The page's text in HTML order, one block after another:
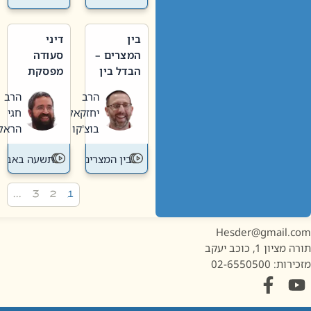
בין
המצרים –
הבדל בין
חדשה
לישנה
הרב
יחזקאל
בוצ'קו
בין המצרים
דיני
סעודה
מפסקת
תשעה
באב
הרב
חגי
הראל
תשעה באב
1, כוכב יעקב
02-6550500